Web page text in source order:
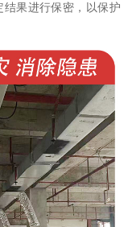
果进行保密，以保护